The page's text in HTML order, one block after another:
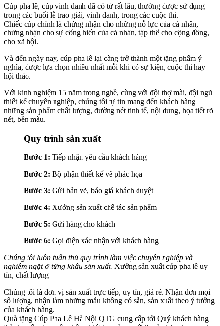
Cúp pha lê, cúp vinh danh đã có từ rất lâu, thường được sử dụng
trong các buổi lễ trao giải, vinh danh, trong các cuộc thi.
Chiếc cúp chính là chứng nhận cho những nỗ lực của cá nhân,
chứng nhận cho sự cống hiến của cá nhân, tập thể cho cộng đồng,
cho xã hội.
Và đến ngày nay, cúp pha lê lại càng trở thành một tặng phẩm ý
nghĩa, được lựa chọn nhiều nhất mỗi khi có sự kiện, cuộc thi hay
hội thảo.
Với kinh nghiệm 15 năm trong nghề, cùng với đội thợ mài, đội ngũ
thiết kế chuyên nghiệp, chúng tôi tự tin mang đến khách hàng
những sản phẩm chất lượng, đường nét tinh tế, nội dung, họa tiết rõ
nét, bền màu.
Quy trình sản xuất
Bước 1: Tiếp nhận yêu cầu khách hàng
Bước 2: Bộ phận thiết kế vẽ phác họa
Bước 3: Gửi bản vẽ, báo giá khách duyệt
Bước 4: Xưởng sản xuất chế tác sản phẩm
Bước 5: Gửi hàng cho khách
Bước 6: Gọi điện xác nhận với khách hàng
Chúng tôi luôn tuân thủ quy trình làm việc chuyên nghiệp và
nghiêm ngặt ở từng khâu sản xuất. Xưởng sản xuất cúp pha lê uy
tín, chất lượng
Chúng tôi là đơn vị sản xuất trực tiếp, uy tín, giá rẻ. Nhận đơn mọi
số lượng, nhận làm những mẫu không có sẵn, sản xuất theo ý tưởng
của khách hàng.
Quà tặng Cúp Pha Lê Hà Nội QTG cung cấp tới Quý khách hàng